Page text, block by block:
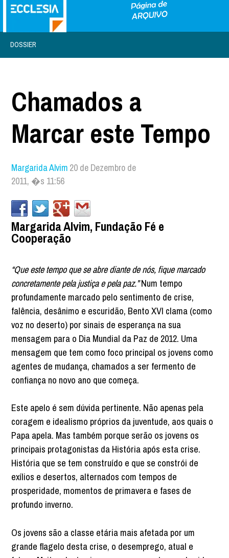
DOSSIER
Chamados a
Marcar este Tempo
Margarida Alvim 20 de Dezembro de
2011, �s 11:56
Margarida Alvim, Fundação Fé e
Cooperação
“Que este tempo que se abre diante de nós, fique marcado
concretamente pela justiça e pela paz.”Num tempo
profundamente marcado pelo sentimento de crise,
falência, desânimo e escuridão, Bento XVI clama (como
voz no deserto) por sinais de esperança na sua
mensagem para o Dia Mundial da Paz de 2012. Uma
mensagem que tem como foco principal os jovens como
agentes de mudança, chamados a ser fermento de
confiança no novo ano que começa.
Este apelo é sem dúvida pertinente. Não apenas pela
coragem e idealismo próprios da juventude, aos quais o
Papa apela. Mas também porque serão os jovens os
principais protagonistas da História após esta crise.
História que se tem construído e que se constrói de
exílios e desertos, alternados com tempos de
prosperidade, momentos de primavera e fases de
profundo inverno.
Os jovens são a classe etária mais afetada por um
grande flagelo desta crise, o desemprego, atual e